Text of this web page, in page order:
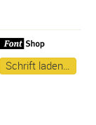
Schrift laden…